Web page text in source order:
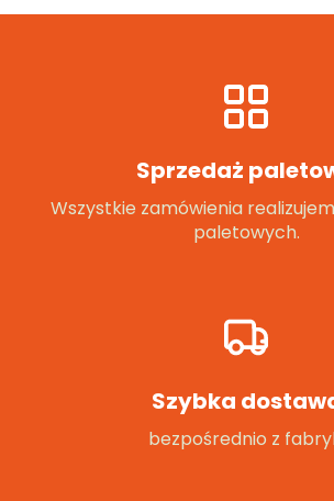
Sprzedaż
Wszystkie zamówienia
paletowych.
Szybka
bezpośrednio z